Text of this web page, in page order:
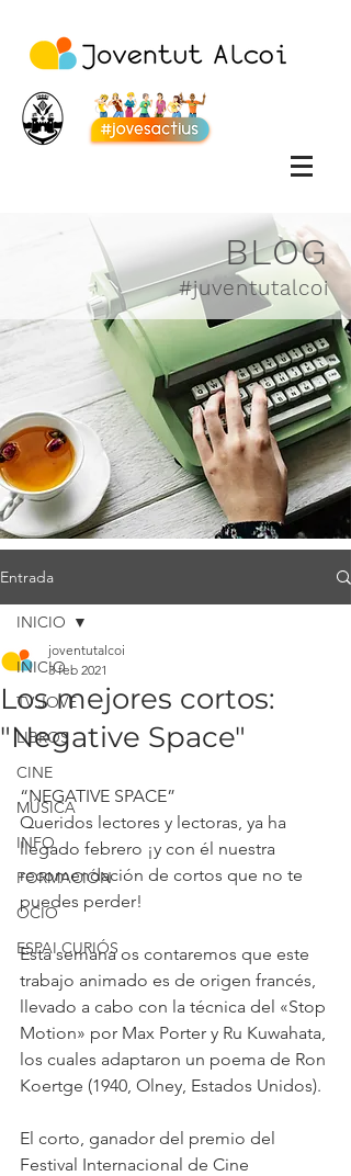
BLOG
#juventutalcoi
Entrada
INICIO
TV JOVE
LIBROS
CINE
MÚSICA
INFO
FORMACIÓN
OCIO
ESPAI CURIÓS
INICIO
Los mejores cortos:
"Negative Space"
joventutalcoi
3 feb 2021
“NEGATIVE SPACE”
Queridos lectores y lectoras, ya ha
llegado febrero ¡y con él nuestra
recomendación de cortos que no te
puedes perder!
Esta semana os contaremos que este
trabajo animado es de origen francés,
llevado a cabo con la técnica del «Stop
Motion» por Max Porter y Ru Kuwahata,
los cuales adaptaron un poema de Ron
Koertge (1940, Olney, Estados Unidos).
El corto, ganador del premio del
Festival Internacional de Cine